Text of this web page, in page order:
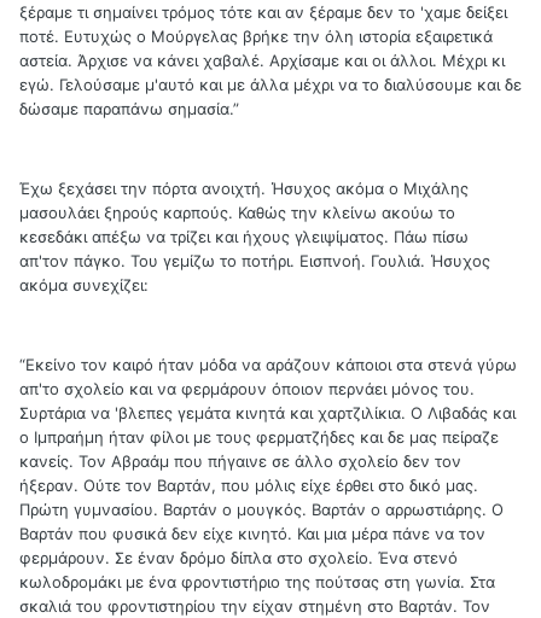
ξέραμε τι σημαίνει τρόμος τότε και αν ξέραμε δεν το 'χαμε δείξει
ποτέ. Ευτυχώς ο Μούργελας βρήκε την όλη ιστορία εξαιρετικά
αστεία. Άρχισε να κάνει χαβαλέ. Αρχίσαμε και οι άλλοι. Μέχρι κι
εγώ. Γελούσαμε μ'αυτό και με άλλα μέχρι να το διαλύσουμε και δε
δώσαμε παραπάνω σημασία.”
Έχω ξεχάσει την πόρτα ανοιχτή. Ήσυχος ακόμα ο Μιχάλης
μασουλάει ξηρούς καρπούς. Καθώς την κλείνω ακούω το
κεσεδάκι απέξω να τρίζει και ήχους γλειψίματος. Πάω πίσω
απ'τον πάγκο. Του γεμίζω το ποτήρι. Εισπνοή. Γουλιά. Ήσυχος
ακόμα συνεχίζει:
“Εκείνο τον καιρό ήταν μόδα να αράζουν κάποιοι στα στενά γύρω
απ'το σχολείο και να φερμάρουν όποιον περνάει μόνος του.
Συρτάρια να 'βλεπες γεμάτα κινητά και χαρτζιλίκια. Ο Λιβαδάς και
ο Ιμπραήμη ήταν φίλοι με τους φερματζήδες και δε μας πείραζε
κανείς. Τον Αβραάμ που πήγαινε σε άλλο σχολείο δεν τον
ήξεραν. Ούτε τον Βαρτάν, που μόλις είχε έρθει στο δικό μας.
Πρώτη γυμνασίου. Βαρτάν ο μουγκός. Βαρτάν ο αρρωστιάρης. Ο
Βαρτάν που φυσικά δεν είχε κινητό. Και μια μέρα πάνε να τον
φερμάρουν. Σε έναν δρόμο δίπλα στο σχολείο. Ένα στενό
κωλοδρομάκι με ένα φροντιστήριο της πούτσας στη γωνία. Στα
σκαλιά του φροντιστηρίου την είχαν στημένη στο Βαρτάν. Τον